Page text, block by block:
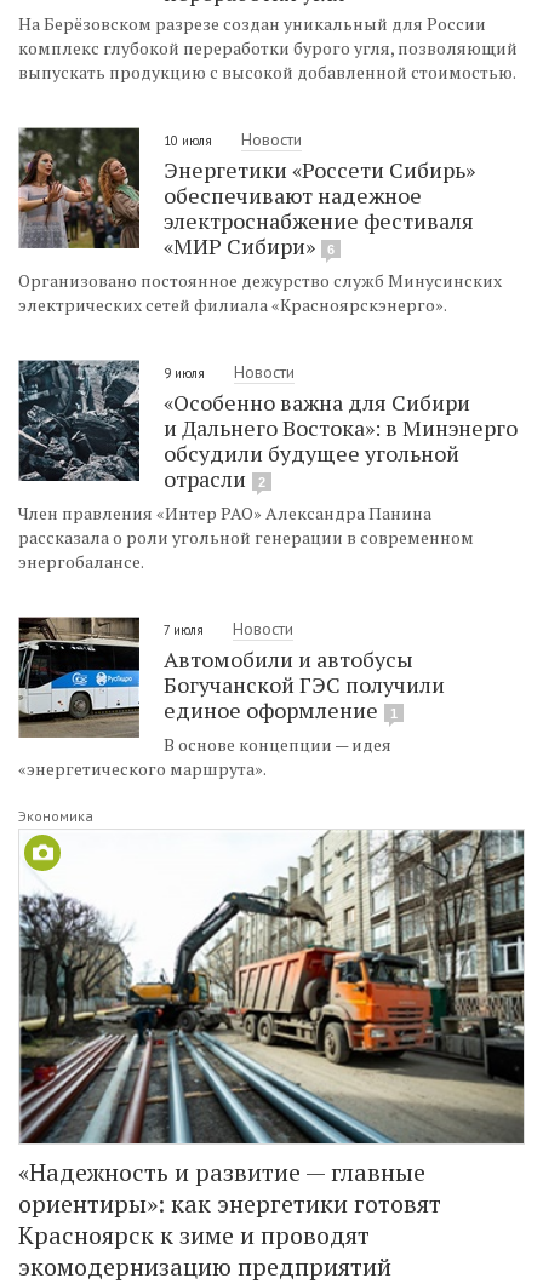
На Берёзовском разрезе создан уникальный для России
комплекс глубокой переработки бурого угля, позволяющий
выпускать продукцию с высокой добавленной стоимостью.
10 июля Новости
Энергетики «Россети Сибирь»
обеспечивают надежное
электроснабжение фестиваля
«МИР Сибири»
6
Организовано постоянное дежурство служб Минусинских
электрических сетей филиала «Красноярскэнерго».
9 июля Новости
«Особенно важна для Сибири
и Дальнего Востока»: в Минэнерго
обсудили будущее угольной
отрасли
2
Член правления «Интер РАО» Александра Панина
рассказала о роли угольной генерации в современном
энергобалансе.
7 июля Новости
Автомобили и автобусы
Богучанской ГЭС получили
единое оформление
1
В основе концепции — идея
«энергетического маршрута».
Экономика
«Надежность и развитие — главные
ориентиры»: как энергетики готовят
Красноярск к зиме и проводят
экомодернизацию предприятий